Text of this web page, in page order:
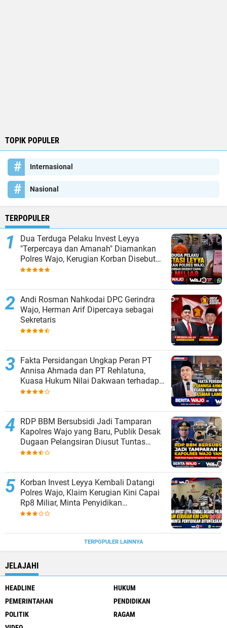
TOPIK POPULER
Internasional
Nasional
TERPOPULER
Dua Terduga Pelaku Invest Leyya
"Terpercaya dan Amanah" Diamankan
Polres Wajo, Kerugian Korban Disebut
Capai Rp8 Miliar
Andi Rosman Nahkodai DPC Gerindra
Wajo, Herman Arif Dipercaya sebagai
Sekretaris
Fakta Persidangan Ungkap Peran PT
Annisa Ahmada dan PT Rehlatuna,
Kuasa Hukum Nilai Dakwaan terhadap
Asmar Lambo Tidak Berdasar
RDP BBM Bersubsidi Jadi Tamparan
Kapolres Wajo yang Baru, Publik Desak
Dugaan Pelangsiran Diusut Tuntas
Jangan ada Pembiaran
Korban Invest Leyya Kembali Datangi
Polres Wajo, Klaim Kerugian Kini Capai
Rp8 Miliar, Minta Penyidikan
Dituntaskan
TERPOPULER LAINNYA
JELAJAHI
HEADLINE
HUKUM
PEMERINTAHAN
PENDIDIKAN
POLITIK
RAGAM